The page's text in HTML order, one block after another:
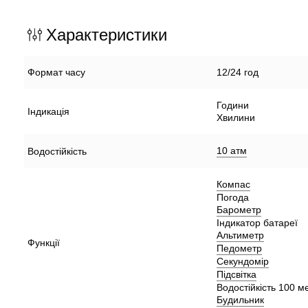
Характеристики
Формат часу 12/24 год
Індикація
Години
Хвилини
Водостійкість 10 атм
Функції
Компас
Погода
Барометр
Індикатор батареї
Альтиметр
Педометр
Секундомір
Підсвітка
Водостійкість 100
Будильник